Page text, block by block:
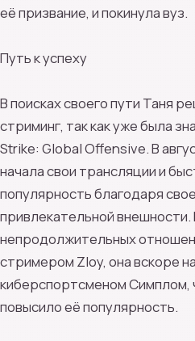
её призвание, и покинула вуз.
Путь к успеху
В поисках своего пути Таня
стриминг, так как уже была
Strike: Global Offensive. В
начала свои трансляции и
популярность благодаря
привлекательной внешности.
непродолжительных
стримером Zloy, она вскоре
киберспортсменом Симплом,
повысило её популярность.